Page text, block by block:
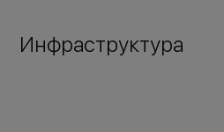
Инфраструктура